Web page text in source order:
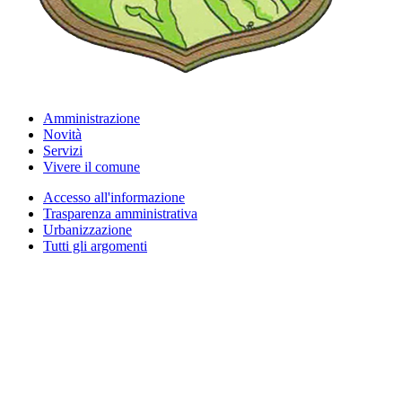
Amministrazione
Novità
Servizi
Vivere il comune
Accesso all'informazione
Trasparenza amministrativa
Urbanizzazione
Tutti gli argomenti